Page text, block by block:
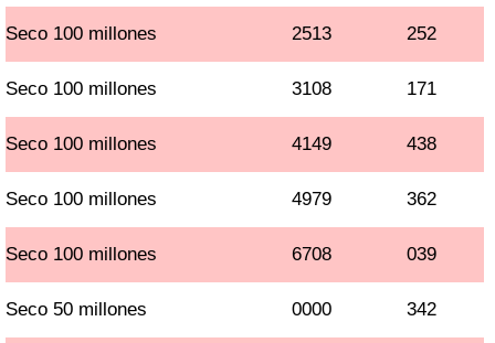
Seco 100 millones 2513 252
Seco 100 millones 3108 171
Seco 100 millones 4149 438
Seco 100 millones 4979 362
Seco 100 millones 6708 039
Seco 50 millones 0000 342